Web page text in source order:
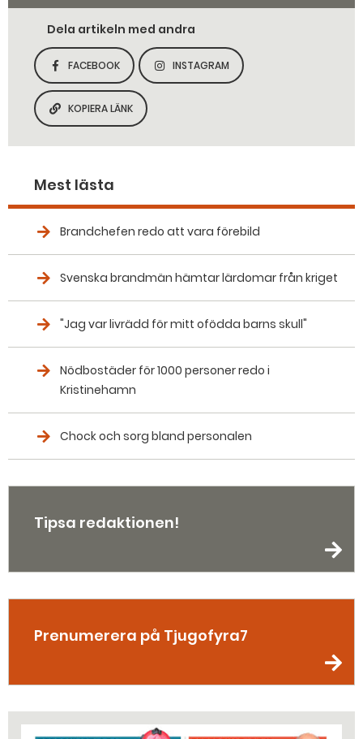
Dela artikeln med andra
DELA SIDAN PÅ
FACEBOOK
DELA SIDAN PÅ
INSTAGRAM
KOPIERA SIDANS LÄNK
KOPIERA LÄNK
Mest lästa
Brandchefen redo att vara förebild
Svenska brandmän hämtar lärdomar från kriget
"Jag var livrädd för mitt ofödda barns skull"
Nödbostäder för 1000 personer redo i
Kristinehamn
Chock och sorg bland personalen
Tipsa redaktionen!
Prenumerera på Tjugofyra7